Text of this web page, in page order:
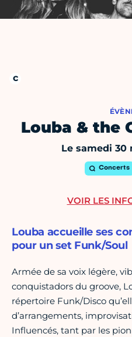
Louba & the
Le samedi 30
Concerts
Louba accueille ses
pour un set Funk/Soul
Armée de sa voix légère,
conquistadors du groove,
répertoire Funk/Disco
d’arrangements,
Influencés, tant par les
VOIR LES